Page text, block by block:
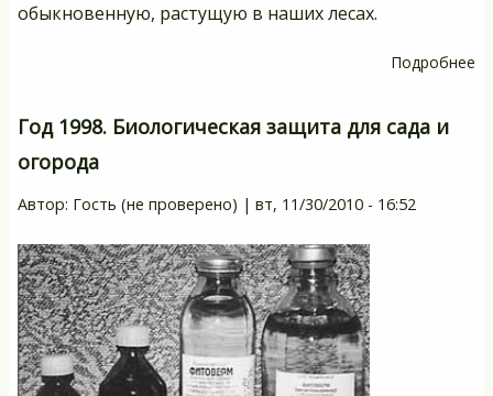
обыкновенную, растущую в наших лесах.
Подробнее
Год 1998. Биологическая защита для сада и
огорода
Автор: Гость (не проверено) | вт, 11/30/2010 - 16:52